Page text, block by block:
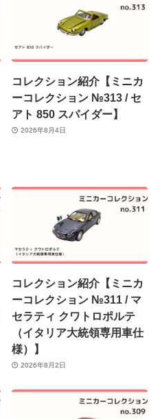
コレクション紹介【ミニカ
ーコレクション №313 / セ
アト 850 スパイダー】
2026年8月4日
コレクション紹介【ミニカ
ーコレクション №311 / マ
セラティ クワトロポルテ
（イタリア大統領専用車仕
様）】
2026年8月2日